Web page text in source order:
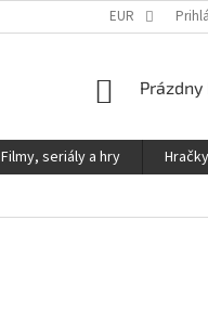
PODMIENKY OCHRANY OSOBNÝCH
EUR
Prázdny
Filmy, seriály a hry